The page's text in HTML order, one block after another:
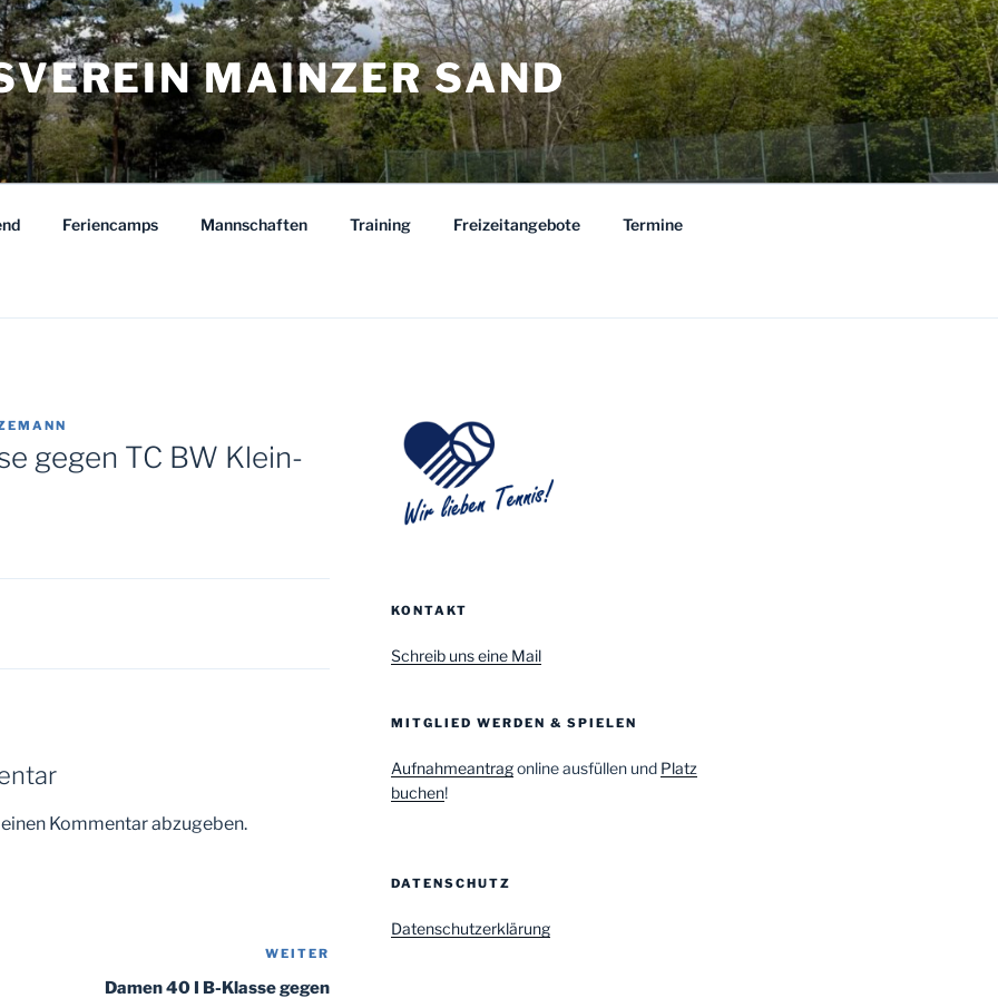
MAINZER SAND
Feriencamps Mannschaften Training Freizeitangebote Termine
gegen TC BW Klein-
Kommentar abzugeben.
Beitrag
WEITER
Damen 40 I B-Klasse gegen
KONTAKT
Schreib uns eine Mail
MITGLIED WERDEN & SPIELEN
Aufnahmeantragonline ausfüllen und Platz
buchen!
DATENSCHUTZ
Datenschutzerklärung